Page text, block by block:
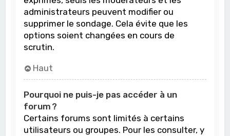
administrateurs peuvent modifier ou
supprimer le sondage. Cela évite que les
options soient changées en cours de
scrutin.
Haut
Pourquoi ne puis-je pas accéder à un
forum ?
Certains forums sont limités à certains
utilisateurs ou groupes. Pour les consulter, y